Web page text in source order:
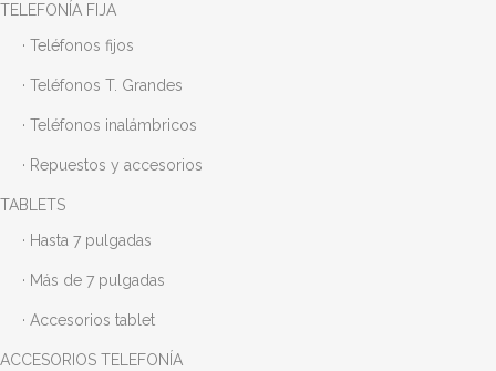
TELEFONÍA FIJA
· Teléfonos fijos
· Teléfonos T. Grandes
· Teléfonos inalámbricos
· Repuestos y accesorios
TABLETS
· Hasta 7 pulgadas
· Más de 7 pulgadas
· Accesorios tablet
ACCESORIOS TELEFONÍA